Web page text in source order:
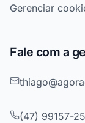
Gerenciar
Fale com a
(47) 99157-